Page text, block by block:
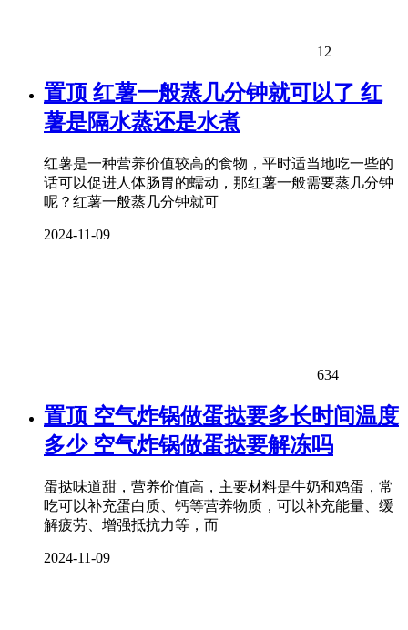
12
置顶 红薯一般蒸几分钟就可以了 红
薯是隔水蒸还是水煮
红薯是一种营养价值较高的食物，平时适当地吃一些的
话可以促进人体肠胃的蠕动，那红薯一般需要蒸几分钟
呢？红薯一般蒸几分钟就可
2024-11-09
634
置顶 空气炸锅做蛋挞要多长时间温度
多少 空气炸锅做蛋挞要解冻吗
蛋挞味道甜，营养价值高，主要材料是牛奶和鸡蛋，常
吃可以补充蛋白质、钙等营养物质，可以补充能量、缓
解疲劳、增强抵抗力等，而
2024-11-09